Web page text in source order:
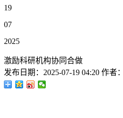
19
07
2025
激励科研机构协同合做
发布日期： 2025-07-19 04:20 作者：